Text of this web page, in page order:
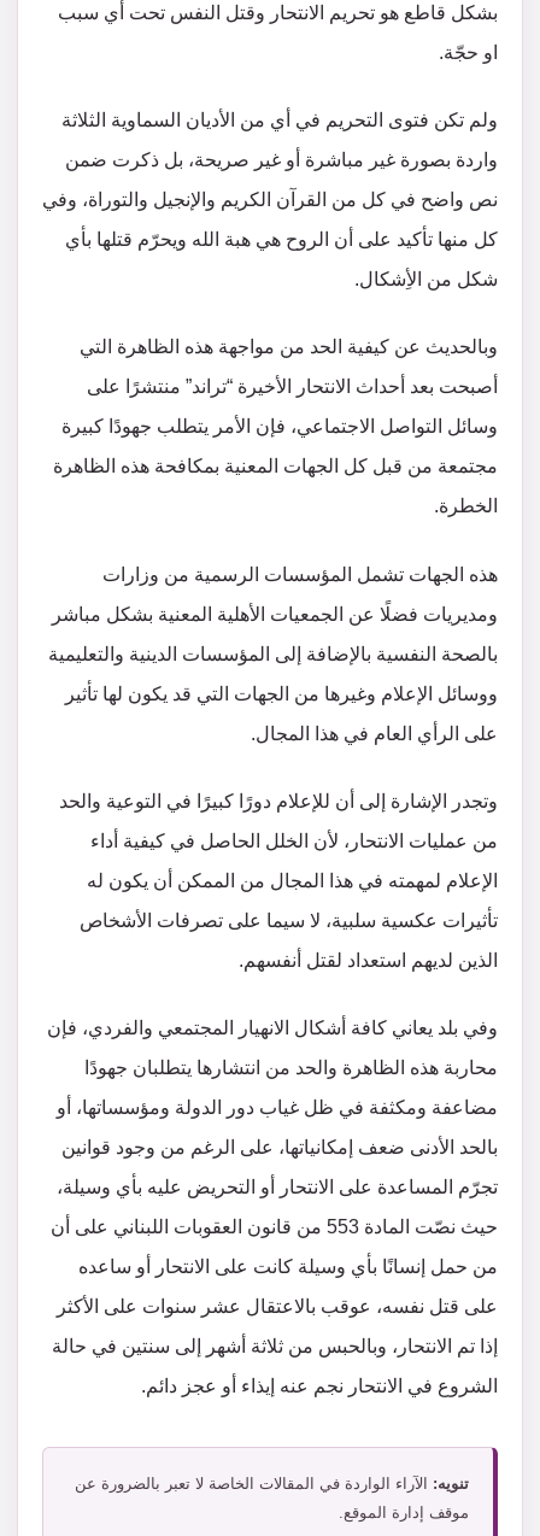
بشكل قاطع هو تحريم الانتحار وقتل النفس تحت أي سبب
او حجّة.
ولم تكن فتوى التحريم في أي من الأديان السماوية الثلاثة
واردة بصورة غير مباشرة أو غير صريحة، بل ذكرت ضمن
نص واضح في كل من القرآن الكريم والإنجيل والتوراة، وفي
كل منها تأكيد على أن الروح هي هبة الله ويحرّم قتلها بأي
شكل من الأِشكال.
وبالحديث عن كيفية الحد من مواجهة هذه الظاهرة التي
أصبحت بعد أحداث الانتحار الأخيرة “تراند” منتشرًا على
وسائل التواصل الاجتماعي، فإن الأمر يتطلب جهودًا كبيرة
مجتمعة من قبل كل الجهات المعنية بمكافحة هذه الظاهرة
الخطرة.
هذه الجهات تشمل المؤسسات الرسمية من وزارات
ومديريات فضلًا عن الجمعيات الأهلية المعنية بشكل مباشر
بالصحة النفسية بالإضافة إلى المؤسسات الدينية والتعليمية
ووسائل الإعلام وغيرها من الجهات التي قد يكون لها تأثير
على الرأي العام في هذا المجال.
وتجدر الإشارة إلى أن للإعلام دورًا كبيرًا في التوعية والحد
من عمليات الانتحار، لأن الخلل الحاصل في كيفية أداء
الإعلام لمهمته في هذا المجال من الممكن أن يكون له
تأثيرات عكسية سلبية، لا سيما على تصرفات الأشخاص
الذين لديهم استعداد لقتل أنفسهم.
وفي بلد يعاني كافة أشكال الانهيار المجتمعي والفردي، فإن
محاربة هذه الظاهرة والحد من انتشارها يتطلبان جهودًا
مضاعفة ومكثفة في ظل غياب دور الدولة ومؤسساتها، أو
بالحد الأدنى ضعف إمكانياتها، على الرغم من وجود قوانين
تجرّم المساعدة على الانتحار أو التحريض عليه بأي وسيلة،
حيث نصّت المادة 553 من قانون العقوبات اللبناني على أن
من حمل إنسانًا بأي وسيلة كانت على الانتحار أو ساعده
على قتل نفسه، عوقب بالاعتقال عشر سنوات على الأكثر
إذا تم الانتحار، وبالحبس من ثلاثة أشهر إلى سنتين في حالة
الشروع في الانتحار نجم عنه إيذاء أو عجز دائم.
تنويه: الآراء الواردة في المقالات الخاصة لا تعبر بالضرورة عن
موقف إدارة الموقع.